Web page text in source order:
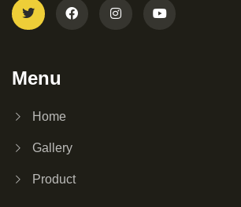
Menu
Home
Gallery
Product